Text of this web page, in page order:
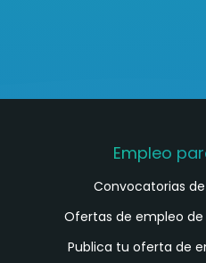
Empleo
Convocatorias
Ofertas de empleo
Publica tu oferta de